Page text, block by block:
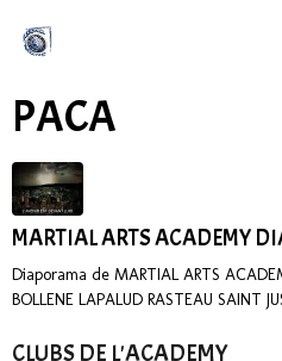
PACA
MARTIAL ARTS ACADEMY
Diaporama de MARTIAL ARTS
BOLLENE LAPALUD RASTEAU SAINT
CLUBS DE L'ACADEMY